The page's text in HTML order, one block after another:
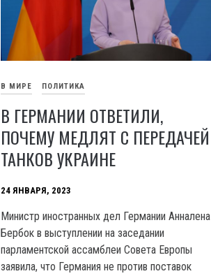
В МИРЕ ПОЛИТИКА
В ГЕРМАНИИ ОТВЕТИЛИ,
ПОЧЕМУ МЕДЛЯТ С ПЕРЕДАЧЕЙ
ТАНКОВ УКРАИНЕ
24 ЯНВАРЯ, 2023
Министр иностранных дел Германии Анналена
Бербок в выступлении на заседании
парламентской ассамблеи Совета Европы
заявила, что Германия не против поставок